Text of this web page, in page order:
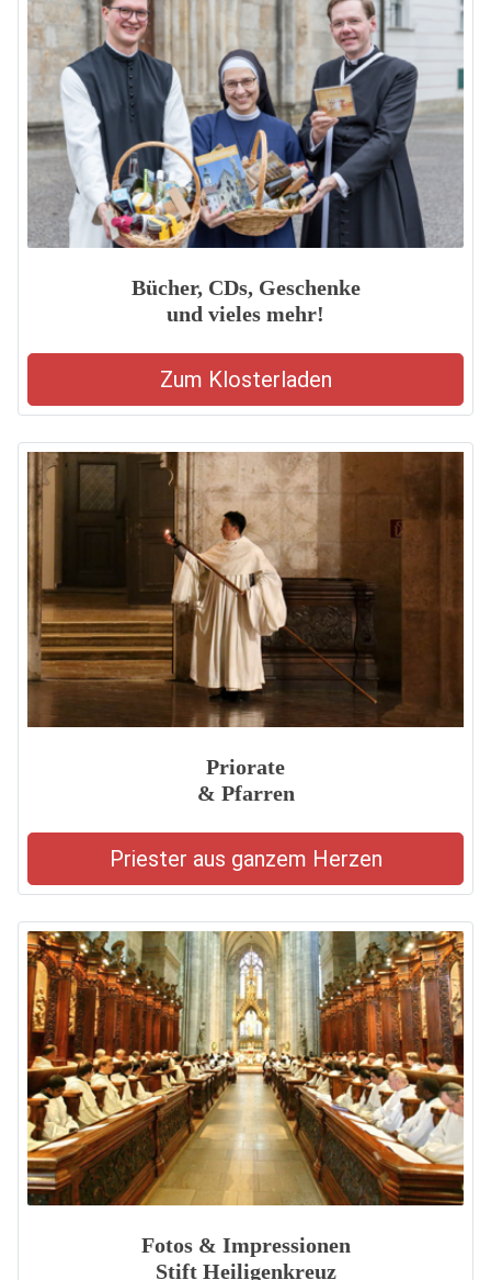
Bücher, CDs, Geschenke
und vieles mehr!
Zum Klosterladen
Priorate
& Pfarren
Priester aus ganzem Herzen
Fotos & Impressionen
Stift Heiligenkreuz